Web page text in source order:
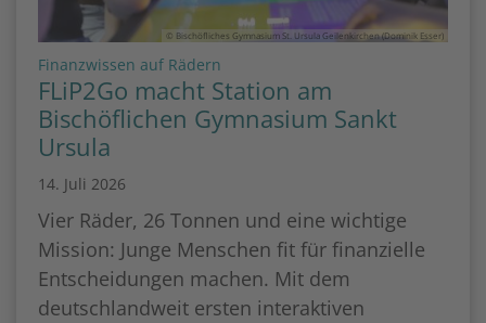
© Bischöfliches Gymnasium St. Ursula Geilenkirchen (Dominik Esser)
Finanzwissen auf Rädern
FLiP2Go macht Station am
Bischöflichen Gymnasium Sankt
Ursula
14. Juli 2026
Vier Räder, 26 Tonnen und eine wichtige
Mission: Junge Menschen fit für finanzielle
Entscheidungen machen. Mit dem
deutschlandweit ersten interaktiven